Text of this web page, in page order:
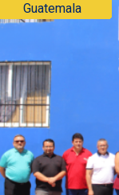
Guatemala